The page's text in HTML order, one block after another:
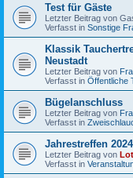
Test für Gäste
Letzter Beitrag von
Verfasst in Sonstige
Klassik
Neustadt
Letzter Beitrag von
Verfasst in Öffentliche
Bügelanschluss
Letzter Beitrag von
Verfasst in
Jahrestreffen
Letzter Beitrag von
Verfasst in